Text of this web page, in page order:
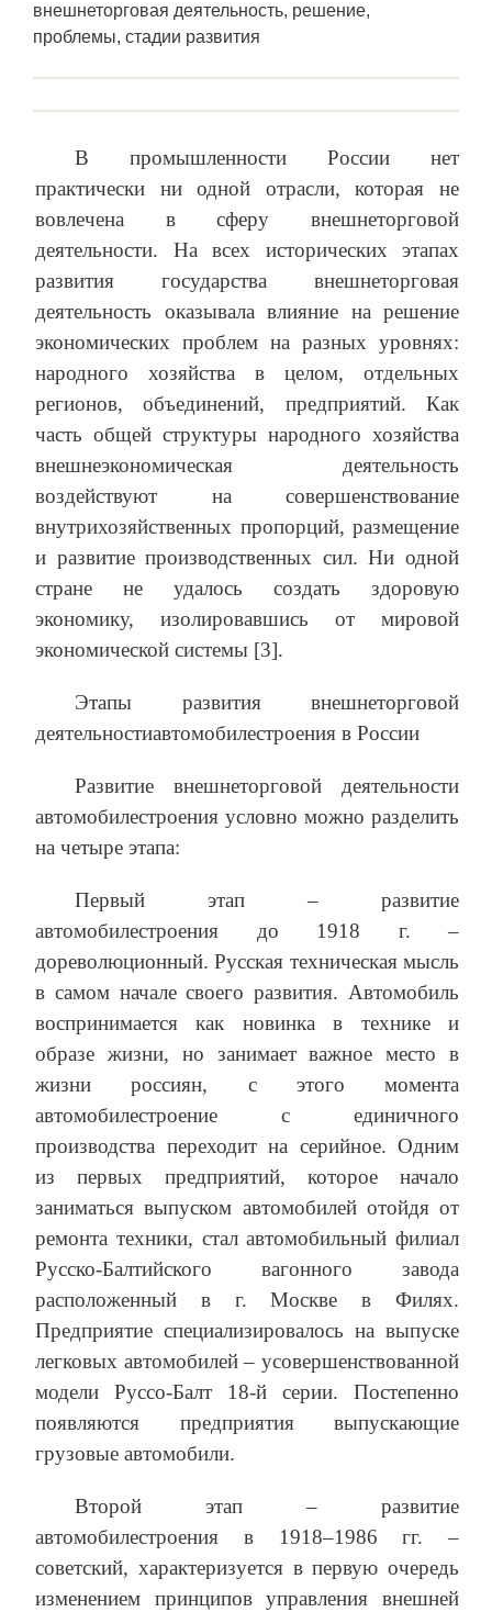
внешнеторговая деятельность, решение,
проблемы, стадии развития
В промышленности России нет
практически ни одной отрасли, которая не
вовлечена в сферу внешнеторговой
деятельности. На всех исторических этапах
развития государства внешнеторговая
деятельность оказывала влияние на решение
экономических проблем на разных уровнях:
народного хозяйства в целом, отдельных
регионов, объединений, предприятий. Как
часть общей структуры народного хозяйства
внешнеэкономическая деятельность
воздействуют на совершенствование
внутрихозяйственных пропорций, размещение
и развитие производственных сил. Ни одной
стране не удалось создать здоровую
экономику, изолировавшись от мировой
экономической системы [3].
Этапы развития внешнеторговой
деятельностиавтомобилестроения в России
Развитие внешнеторговой деятельности
автомобилестроения условно можно разделить
на четыре этапа:
Первый этап – развитие
автомобилестроения до 1918 г. –
дореволюционный. Русская техническая мысль
в самом начале своего развития. Автомобиль
воспринимается как новинка в технике и
образе жизни, но занимает важное место в
жизни россиян, с этого момента
автомобилестроение с единичного
производства переходит на серийное. Одним
из первых предприятий, которое начало
заниматься выпуском автомобилей отойдя от
ремонта техники, стал автомобильный филиал
Русско-Балтийского вагонного завода
расположенный в г. Москве в Филях.
Предприятие специализировалось на выпуске
легковых автомобилей – усовершенствованной
модели Руссо-Балт 18-й серии. Постепенно
появляются предприятия выпускающие
грузовые автомобили.
Второй этап – развитие
автомобилестроения в 1918–1986 гг. –
советский, характеризуется в первую очередь
изменением принципов управления внешней